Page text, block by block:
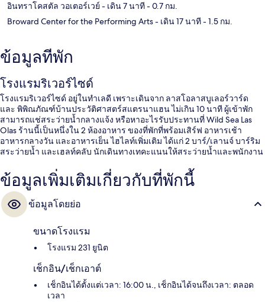
อินทราโคสตัล วอเตอร์เวย์ - เดิน 7 นาที- 0.7 กม.
Broward Center for the Performing Arts- เดิน 17 นาที- 1.5 กม.
ข้อมูลที่พัก
โรงแรมริเวอร์ไซด์
โรงแรมริเวอร์ไซด์ อยู่ในทำเลดี เพราะเดินจาก ลาสโอลาสบูเลอร์วาร์ด
และ พิพิณภัณฑ์บ้านประวัติศาสตร์สแตรนาแฮน ไม่เกิน 10 นาที ผู้เข้าพัก
สามารถแช่สระว่ายน้ำกลางแจ้ง หรือหาอะไรรับประทานที่ Wild Sea Las
Olas ร้านนี้เป็นหนึ่งใน 2 ห้องอาหาร ของที่พักที่พร้อมเสิร์ฟ อาหารเช้า
อาหารกลางวัน และอาหารเย็น ไฮไลท์เพิ่มเติม ได้แก่ 2 บาร์/เลานจ์ บาร์ริม
สระว่ายน้ำ และเฮลท์คลับ นักเดินทางเทคะแนนให้สระว่ายน้ำและพนักงาน
ข้อมูลเพิ่มเติมเกี่ยวกับที่พักนี้
ข้อมูลโดยย่อ
ขนาดโรงแรม
โรงแรม 231 ยูนิต
เช็กอิน/เช็กเอาต์
เช็กอินได้ตั้งแต่เวลา: 16:00 น., เช็กอินได้จนถึงเวลา: ตลอด
เวลา